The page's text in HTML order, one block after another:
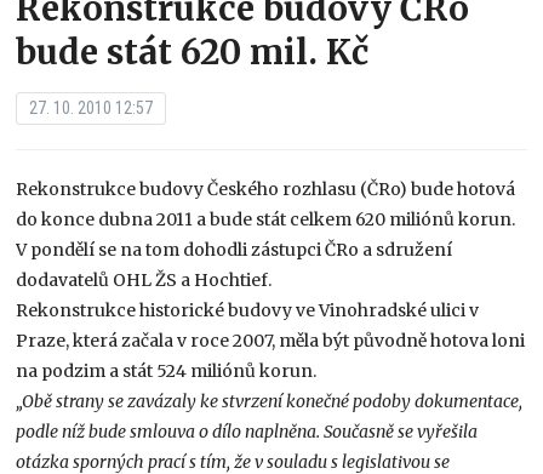
bude stát 620 mil. Kč
27. 10. 2010 12:57
Rekonstrukce budovy Českého rozhlasu (ČRo) bude hotová
do konce dubna 2011 a bude stát celkem 620 miliónů korun.
V pondělí se na tom dohodli zástupci ČRo a sdružení
dodavatelů OHL ŽS a Hochtief.
Rekonstrukce historické budovy ve Vinohradské ulici v
Praze, která začala v roce 2007, měla být původně hotova loni
na podzim a stát 524 miliónů korun.
„Obě strany se zavázaly ke stvrzení konečné podoby dokumentace,
podle níž bude smlouva o dílo naplněna. Současně se vyřešila
otázka sporných prací s tím, že v souladu s legislativou se